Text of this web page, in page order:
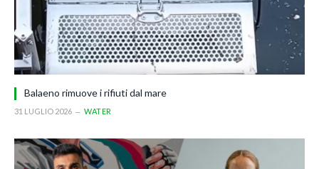
Balaeno rimuove i rifiuti dal mare
31 LUGLIO 2026 WATER